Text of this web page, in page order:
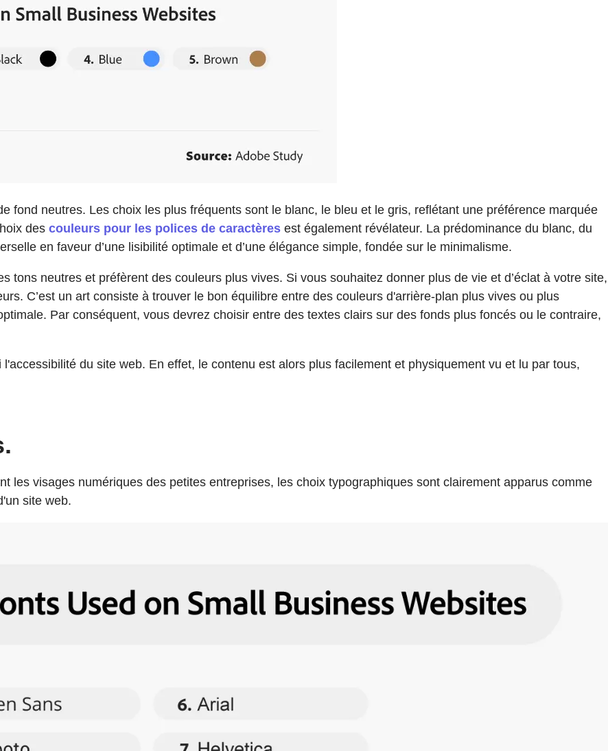
fond neutres. Les choix les plus fréquents sont le blanc, le bleu et le gris, reflétant une préférence marquée
des couleurs pour les polices de caractères est également révélateur. La prédominance du blanc, du
en faveur d’une lisibilité optimale et d’une élégance simple, fondée sur le minimalisme.
tons neutres et préfèrent des couleurs plus vives. Si vous souhaitez donner plus de vie et d’éclat à votre site,
C’est un art consiste à trouver le bon équilibre entre des couleurs d'arrière-plan plus vives ou plus
Par conséquent, vous devrez choisir entre des textes clairs sur des fonds plus foncés ou le contraire,
du site web. En effet, le contenu est alors plus facilement et physiquement vu et lu par tous,
les visages numériques des petites entreprises, les choix typographiques sont clairement apparus comme
site web.